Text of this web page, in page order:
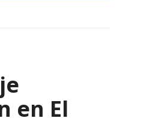
en El